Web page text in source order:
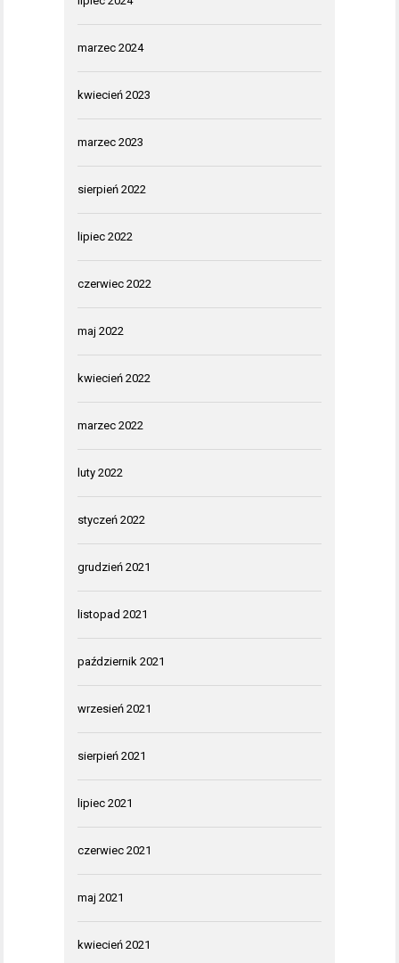
marzec 2024
kwiecień 2023
marzec 2023
sierpień 2022
lipiec 2022
czerwiec 2022
maj 2022
kwiecień 2022
marzec 2022
luty 2022
styczeń 2022
grudzień 2021
listopad 2021
październik 2021
wrzesień 2021
sierpień 2021
lipiec 2021
czerwiec 2021
maj 2021
kwiecień 2021